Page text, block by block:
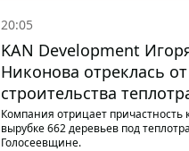
20:05
KAN Development
Никонова отреклась от
строительства
на Теремках
Компания отрицает причастность
вырубке 662 деревьев под
Голосеевщине.